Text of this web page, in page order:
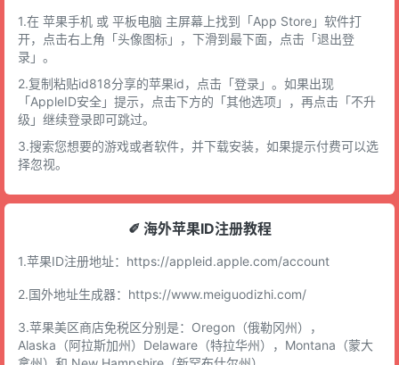
1.在 苹果手机 或 平板电脑 主屏幕上找到「App Store」软件打
开，点击右上角「头像图标」，下滑到最下面，点击「退出登
录」。
2.复制粘贴id818分享的苹果id，点击「登录」。如果出现
「AppleID安全」提示，点击下方的「其他选项」，再点击「不升
级」继续登录即可跳过。
3.搜索您想要的游戏或者软件，并下载安装，如果提示付费可以选
择忽视。
✐ 海外苹果ID注册教程
1.苹果ID注册地址： https://appleid.apple.com/account
2.国外地址生成器： https://www.meiguodizhi.com/
3.苹果美区商店免税区分别是：Oregon（俄勒冈州），
Alaska（阿拉斯加州）Delaware（特拉华州），Montana（蒙大